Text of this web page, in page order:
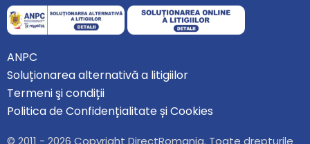
ANPC
Soluționarea alternativă a litigiilor
Termeni şi condiții
Politica de Confidențialitate și Cookies
© 2011 - 2026 Copyright DirectRomania. Toate drepturile